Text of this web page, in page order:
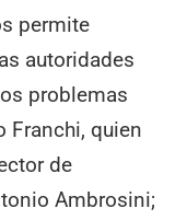
permite
autoridades
problemas
Franchi, quien
de
Ambrosini;